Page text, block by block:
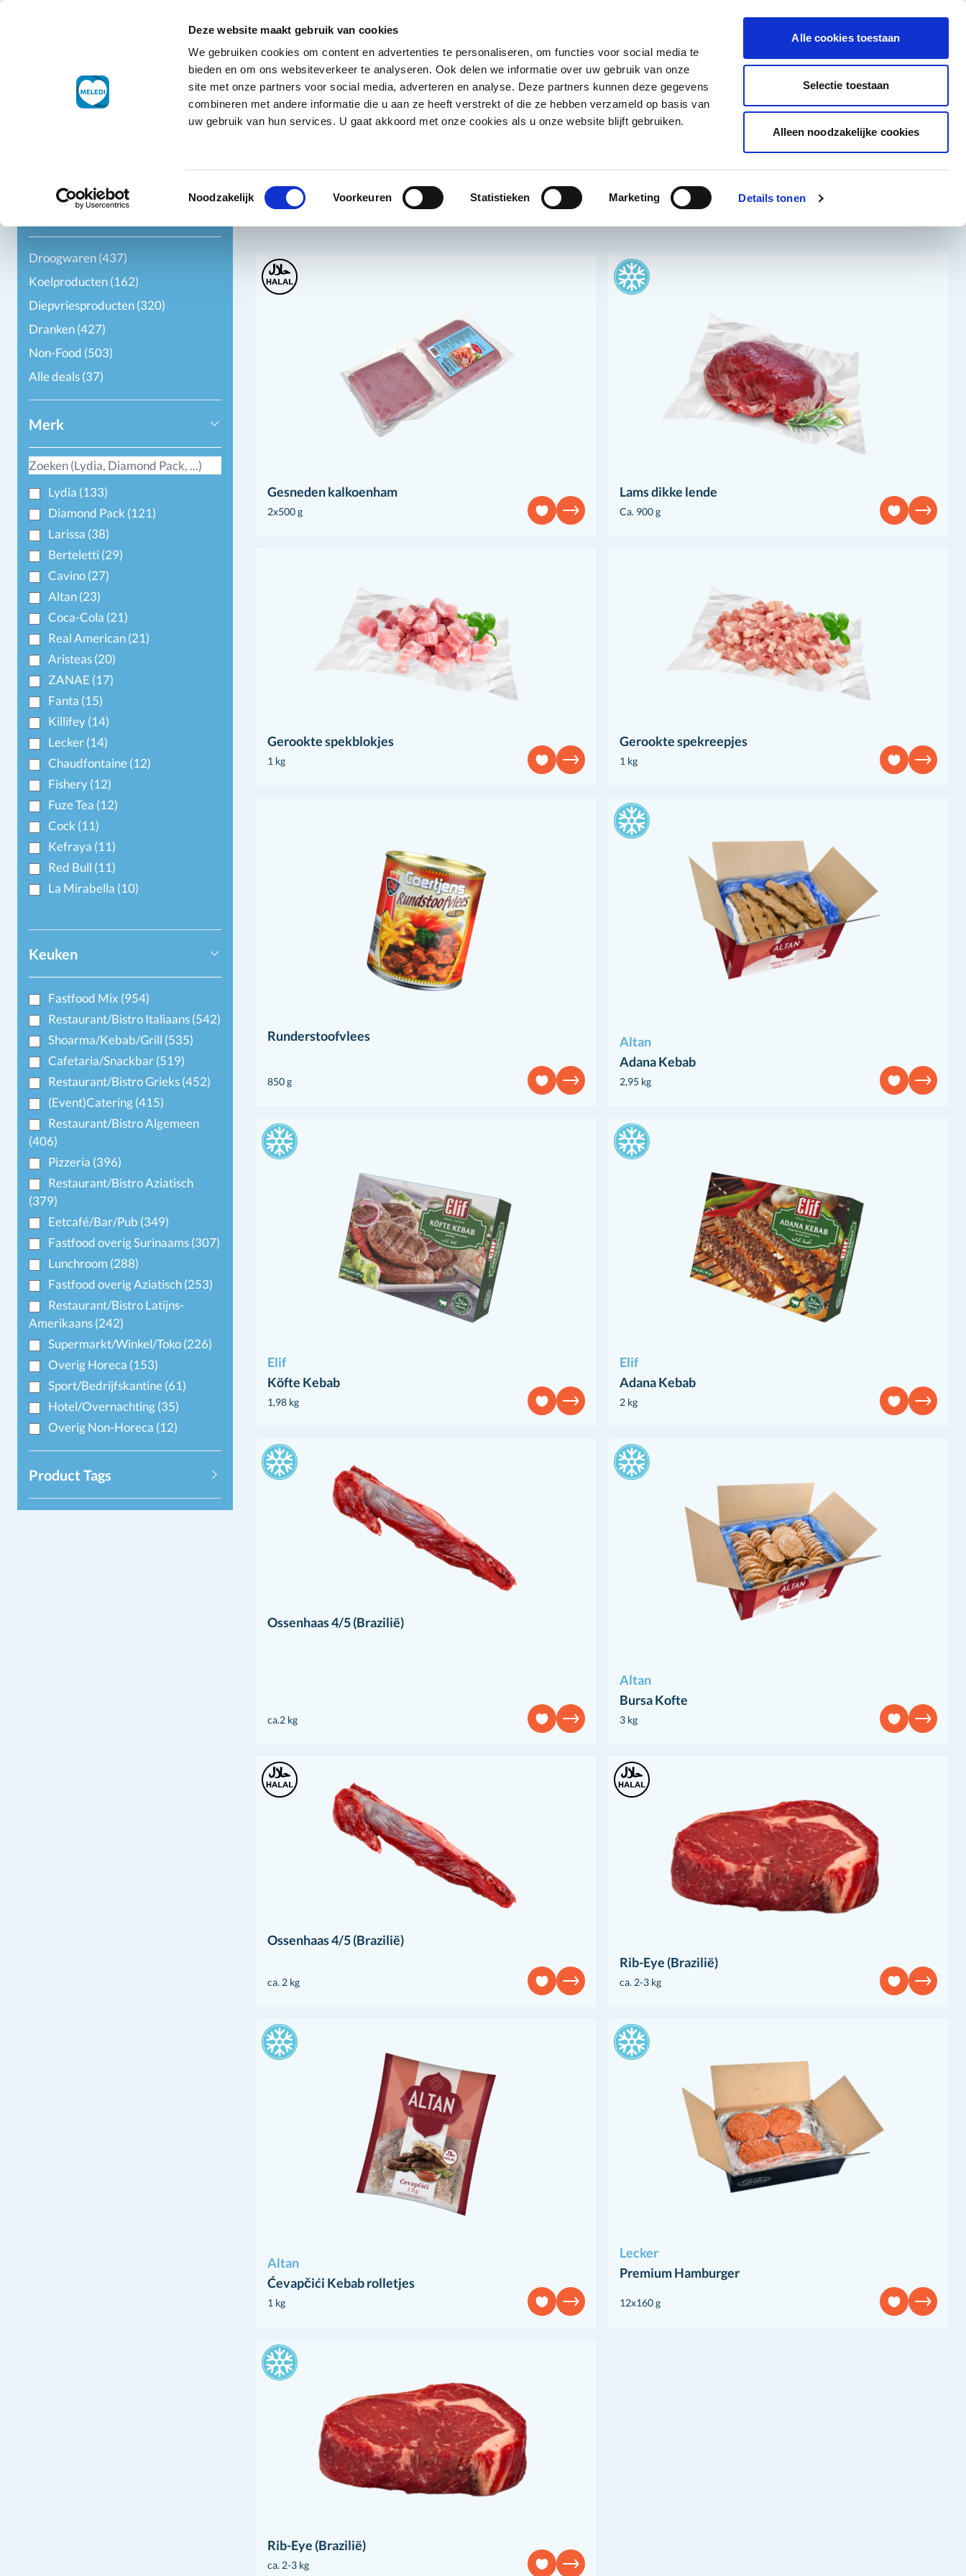
Deze website maakt gebruik van cookies
We gebruiken cookies om content en advertenties te personaliseren, om functies voor social media te
bieden en om ons websiteverkeer te analyseren. Ook delen we informatie over uw gebruik van onze
site met onze partners voor social media, adverteren en analyse. Deze partners kunnen deze gegevens
combineren met andere informatie die u aan ze heeft verstrekt of die ze hebben verzameld op basis van
uw gebruik van hun services. U gaat akkoord met onze cookies als u onze website blijft gebruiken.
Toestemmingsselectie
Noodzakelijk Voorkeuren Statistieken Marketing Details tonen
Alle cookies toestaan
Selectie toestaan
Alleen noodzakelijke cookies
Ga naar de inhoud
Droogwaren
Show submenu for Droogwaren category
Koelproducten
Show submenu for Koelproducten category
Diepvriesproducten
Show submenu for Diepvriesproducten category
Dranken
Show submenu for Dranken category
Non-Food
Alle deals
Word klant
Categorie
Droogwaren(437)
Koelproducten(162)
Diepvriesproducten(320)
Dranken(427)
Non-Food (503)
Alle deals(37)
Merk
Lydia (133)
Diamond Pack (121)
Larissa (38)
Berteletti(29)
Cavino(27)
Altan(23)
Coca-Cola (21)
Real American(21)
Aristeas(20)
ZANAE (17)
Fanta (15)
Killifey(14)
Lecker(14)
Chaudfontaine(12)
Fishery(12)
Fuze Tea (12)
Cock (11)
Kefraya (11)
Red Bull (11)
La Mirabella (10)
Keuken
Fastfood Mix (954)
Restaurant/Bistro Italiaans(542)
Shoarma/Kebab/Grill (535)
Cafetaria/Snackbar(519)
Restaurant/Bistro Grieks(452)
(Event)Catering(415)
Restaurant/Bistro Algemeen
(406)
Pizzeria (396)
Restaurant/Bistro Aziatisch
(379)
Eetcafé/Bar/Pub (349)
Fastfood overig Surinaams(307)
Lunchroom (288)
Fastfood overig Aziatisch(253)
Restaurant/Bistro Latijns-
Amerikaans(242)
Supermarkt/Winkel/Toko(226)
Overig Horeca (153)
Sport/Bedrijfskantine(61)
Hotel/Overnachting(35)
Overig Non-Horeca (12)
Product Tags
Sorteer op:
Gesneden kalkoenham
2x500 g
Lams dikke lende
Ca. 900 g
Gerookte spekblokjes
1 kg
Gerookte spekreepjes
1 kg
Runderstoofvlees
850 g
Altan
Adana Kebab
2,95 kg
Elif
Köfte Kebab
1,98 kg
Elif
Adana Kebab
2 kg
Ossenhaas 4/5 (Brazilië)
ca.2 kg
Altan
Bursa Kofte
3 kg
Ossenhaas 4/5 (Brazilië)
ca. 2 kg
Rib-Eye (Brazilië)
ca. 2-3 kg
Altan
Ćevapčići Kebab rolletjes
1 kg
Lecker
Premium Hamburger
12x160 g
Rib-Eye (Brazilië)
ca. 2-3 kg